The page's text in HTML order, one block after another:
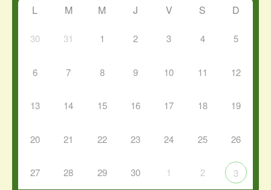
L M M J V S D
30 31 1 2 3 4 5
6 7 8 9 10 11 12
13 14 15 16 17 18 19
20 21 22 23 24 25 26
27 28 29 30 1 2 3